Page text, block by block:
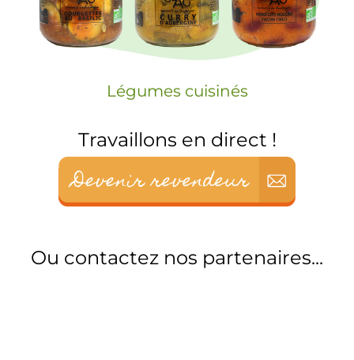
Légumes cuisinés
Travaillons en direct !
Ou contactez nos partenaires...